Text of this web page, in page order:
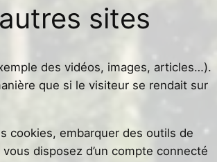
sites
des vidéos, images, articles…).
que si le visiteur se rendait sur
cookies, embarquer des outils de
disposez d’un compte connecté